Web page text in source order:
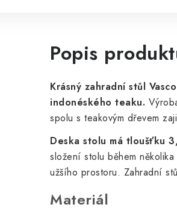
Popis
Krásný zahradní stůl
indonéského teaku.
spolu s teakovým dřevem
Deska stolu má tloušťku
složení stolu během
užšího prostoru. Zahradní
Materiál